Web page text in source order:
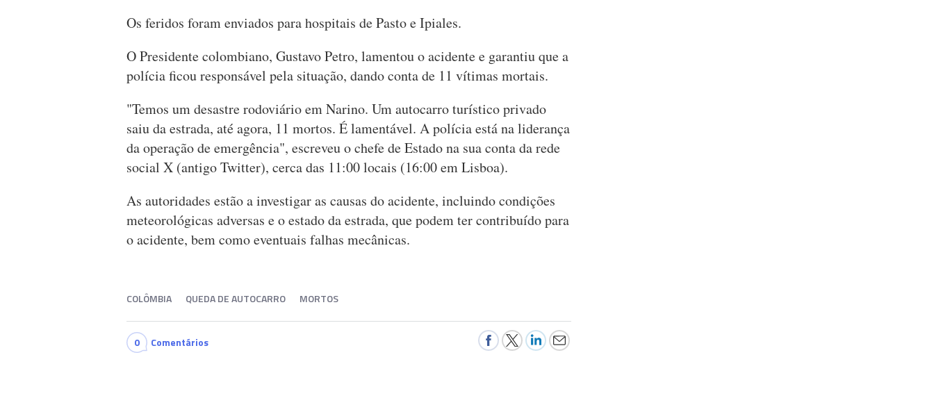
Os feridos foram enviados para hospitais de Pasto e Ipiales.
O Presidente colombiano, Gustavo Petro, lamentou o acidente e garantiu que a
polícia ficou responsável pela situação, dando conta de 11 vítimas mortais.
"Temos um desastre rodoviário em Narino. Um autocarro turístico privado
saiu da estrada, até agora, 11 mortos. É lamentável. A polícia está na liderança
da operação de emergência", escreveu o chefe de Estado na sua conta da rede
social X (antigo Twitter), cerca das 11:00 locais (16:00 em Lisboa).
As autoridades estão a investigar as causas do acidente, incluindo condições
meteorológicas adversas e o estado da estrada, que podem ter contribuído para
o acidente, bem como eventuais falhas mecânicas.
COLÔMBIA QUEDA DE AUTOCARRO MORTOS
0 Comentários